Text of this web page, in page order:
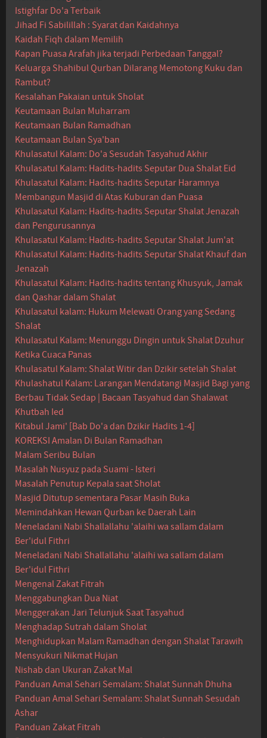
Istighfar Do'a Terbaik
Jihad Fi Sabilillah : Syarat dan Kaidahnya
Kaidah Fiqh dalam Memilih
Kapan Puasa Arafah jika terjadi Perbedaan Tanggal?
Keluarga Shahibul Qurban Dilarang Memotong Kuku dan
Rambut?
Kesalahan Pakaian untuk Sholat
Keutamaan Bulan Muharram
Keutamaan Bulan Ramadhan
Keutamaan Bulan Sya'ban
Khulasatul Kalam: Do'a Sesudah Tasyahud Akhir
Khulasatul Kalam: Hadits-hadits Seputar Dua Shalat Eid
Khulasatul Kalam: Hadits-hadits Seputar Haramnya
Membangun Masjid di Atas Kuburan dan Puasa
Khulasatul Kalam: Hadits-hadits Seputar Shalat Jenazah
dan Pengurusannya
Khulasatul Kalam: Hadits-hadits Seputar Shalat Jum'at
Khulasatul Kalam: Hadits-hadits Seputar Shalat Khauf dan
Jenazah
Khulasatul Kalam: Hadits-hadits tentang Khusyuk, Jamak
dan Qashar dalam Shalat
Khulasatul kalam: Hukum Melewati Orang yang Sedang
Shalat
Khulasatul Kalam: Menunggu Dingin untuk Shalat Dzuhur
Ketika Cuaca Panas
Khulasatul Kalam: Shalat Witir dan Dzikir setelah Shalat
Khulashatul Kalam: Larangan Mendatangi Masjid Bagi yang
Berbau Tidak Sedap | Bacaan Tasyahud dan Shalawat
Khutbah Ied
Kitabul Jami' [Bab Do'a dan Dzikir Hadits 1-4]
KOREKSI Amalan Di Bulan Ramadhan
Malam Seribu Bulan
Masalah Nusyuz pada Suami - Isteri
Masalah Penutup Kepala saat Sholat
Masjid Ditutup sementara Pasar Masih Buka
Memindahkan Hewan Qurban ke Daerah Lain
Meneladani Nabi Shallallahu 'alaihi wa sallam dalam
Ber'idul Fithri
Meneladani Nabi Shallallahu 'alaihi wa sallam dalam
Ber'idul Fithri
Mengenal Zakat Fitrah
Menggabungkan Dua Niat
Menggerakan Jari Telunjuk Saat Tasyahud
Menghadap Sutrah dalam Sholat
Menghidupkan Malam Ramadhan dengan Shalat Tarawih
Mensyukuri Nikmat Hujan
Nishab dan Ukuran Zakat Mal
Panduan Amal Sehari Semalam: Shalat Sunnah Dhuha
Panduan Amal Sehari Semalam: Shalat Sunnah Sesudah
Ashar
Panduan Zakat Fitrah